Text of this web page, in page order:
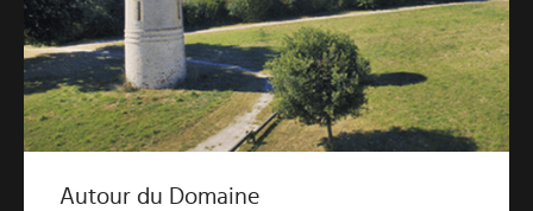
Autour du Domaine